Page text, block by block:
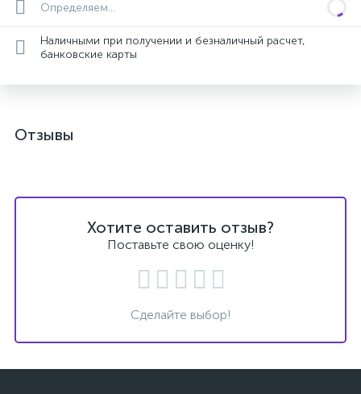
Определяем...
Наличными при получении и безналичный расчет,
банковские карты
Отзывы
Хотите оставить отзыв?
Поставьте свою оценку!
Сделайте выбор!